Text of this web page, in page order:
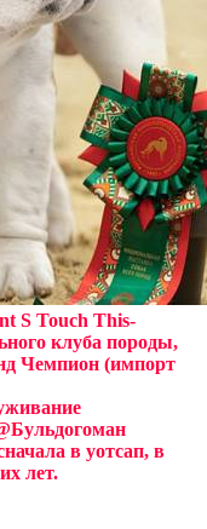
S Touch This-
клуба породы,
Чемпион (импорт
в уотсап, в
лет.